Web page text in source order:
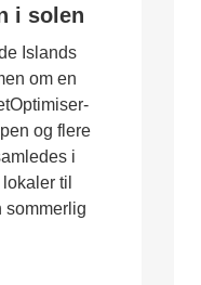
i solen
Islands
om en
og flere
i
til
sommerlig